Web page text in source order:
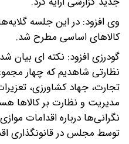
وی افزود: در این جلسه
کالا‌های اساسی مطرح شد.
گودرزی افزود: نکته ای
نظارتی شاهدیم که چهار
تجارت، جهاد کشاورزی،
مدیریت و نظارت بر کالاها
نگرانی‌ها درباره اقدامات
توسط مجلس در قانونگذاری